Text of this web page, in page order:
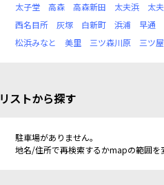
太子堂
高森 高森新田 太夫浜 太
西名目所
灰塚 白新町 浜浦 早通
松浜みなと
美里 三ツ森川原 三ツ屋
リストから探す
駐車場がありません。
地名/住所で再検索するかmapの範囲を